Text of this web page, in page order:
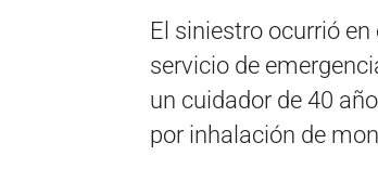
El siniestro ocurrió
servicio de
un cuidador de 40
por inhalación de